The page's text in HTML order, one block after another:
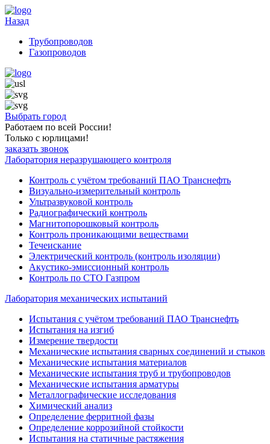
Назад
Трубопроводов
Газопроводов
Выбрать город
Работаем по всей России!
Только с юрлицами!
заказать звонок
Лаборатория неразрушающего контроля
Контроль с учётом требований ПАО Транснефть
Визуально-измерительный контроль
Ультразвуковой контроль
Радиографический контроль
Магнитопорошковый контроль
Контроль проникающими веществами
Течеискание
Электрический контроль (контроль изоляции)
Акустико-эмиссионный контроль
Контроль по СТО Газпром
Лаборатория механических испытаний
Испытания с учётом требований ПАО Транснефть
Испытания на изгиб
Измерение твердости
Механические испытания сварных соединений и стыков
Механические испытания материалов
Механические испытания труб и трубопроводов
Механические испытания арматуры
Металлографические исследования
Химический анализ
Определение ферритной фазы
Определение коррозийной стойкости
Испытания на статичные растяжения